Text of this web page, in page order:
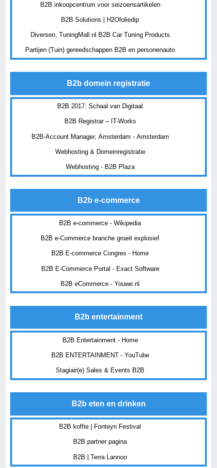
B2B inkoopcentrum voor seizoensartikelen
B2B Solutions | H2Ofoliedip
Diversen, TuningMall.nl B2B Car Tuning Products
Partijen (Tuin) gereedschappen B2B en personenauto
B2b domein registratie
B2B 2017: Schaal van Digitaal
B2B Registrar – IT-Works
B2B-Account Manager, Amsterdam - Amsterdam
Webhosting & Domeinregistratie
Webhosting - B2B Plaza
B2b e-commerce
B2B e-commerce - Wikipedia
B2B e-Commerce branche groeit explosief
B2B E-commerce Congres - Home
B2B E-Commerce Portal - Exact Software
B2B eCommerce - Youwe.nl
B2b entertainment
B2B Entertainment - Home
B2B ENTERTAINMENT - YouTube
Stagiair(e) Sales & Events B2B
B2b eten en drinken
B2B koffie | Fonteyn Festival
B2B partner pagina
B2B | Terra Lannoo